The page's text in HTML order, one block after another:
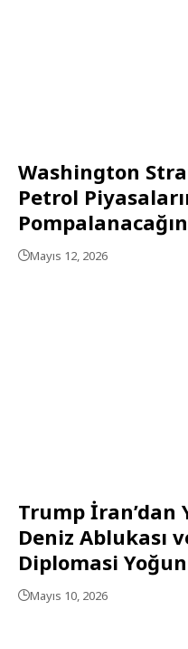
Washington
Petrol
Mayıs 12, 2026
Trump İran’dan
Deniz Ablukası
Diplomasi
Mayıs 10, 2026